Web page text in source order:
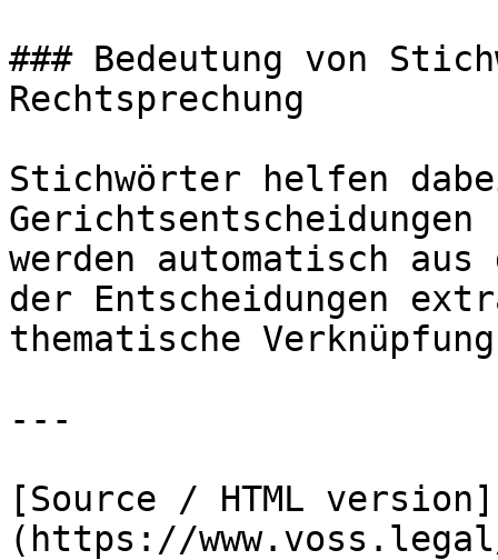
### Bedeutung von
Rechtsprechung
Stichwörter helfen
werden automatisch
der Entscheidungen
thematische
---
[Source / HTML version]
(https://